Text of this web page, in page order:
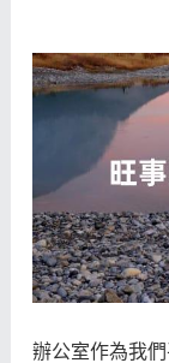
星座
白羊座
八字命理
辦公室作為我